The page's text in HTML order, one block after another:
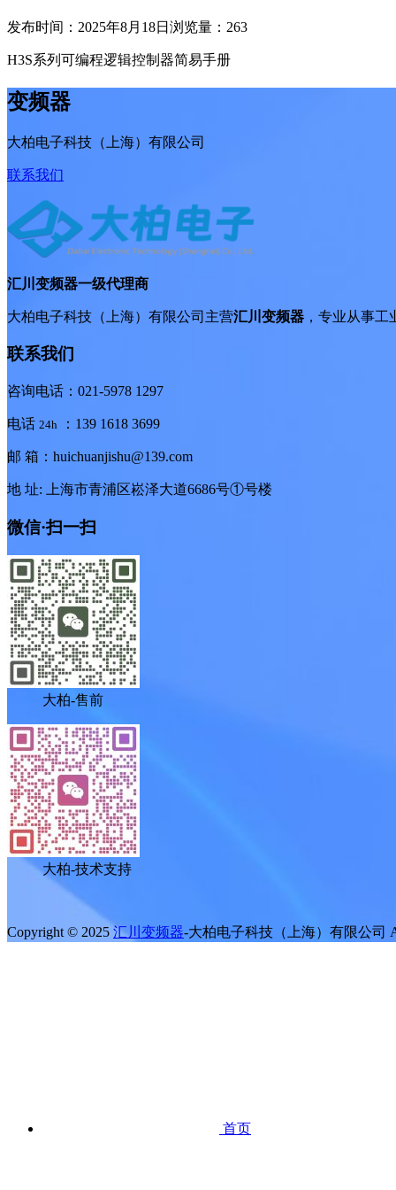
发布时间：2025年8月18日 浏览量：263
H3S系列可编程逻辑控制器简易手册
变频器
大柏电子科技（上海）有限公司
联系我们
汇川变频器一级代理商
大柏电子科技（上海）有限公司主营汇川变频器 ，专业从事
联系我们
咨询电话：021-5978 1297
电话 24h ：139 1618 3699
邮 箱：huichuanjishu@139.com
地 址: 上海市青浦区崧泽大道6686号①号楼
微信·扫一扫
大柏-售前
大柏-技术支持
Copyright © 2025 汇川变频器-大柏电子科技（上海）有限公司
首页